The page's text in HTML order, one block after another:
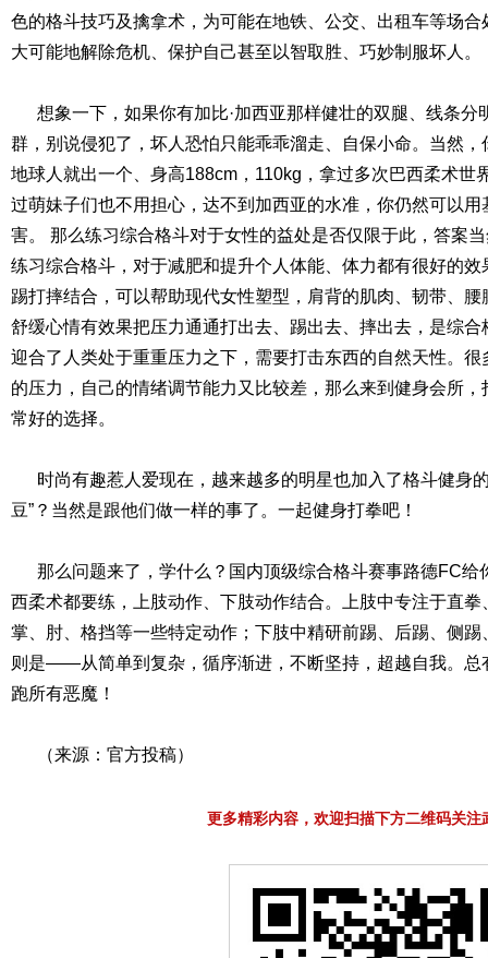
色的格斗技巧及擒拿术，为可能在地铁、公交、出租车等场
大可能地解除危机、保护自己甚至以智取胜、巧妙制服坏人。
想象一下，如果你有加比·加西亚那样健壮的双腿、线条分
群，别说侵犯了，坏人恐怕只能乖乖溜走、自保小命。当然
地球人就出一个、身高188cm，110kg，拿过多次巴西柔术世
过萌妹子们也不用担心，达不到加西亚的水准，你仍然可以
害。 那么练习综合格斗对于女性的益处是否仅限于此，答案
练习综合格斗，对于减肥和提升个人体能、体力都有很好的
踢打摔结合，可以帮助现代女性塑型，肩背的肌肉、韧带、
舒缓心情有效果把压力通通打出去、踢出去、摔出去，是综
迎合了人类处于重重压力之下，需要打击东西的自然天性。
的压力，自己的情绪调节能力又比较差，那么来到健身会所
常好的选择。
时尚有趣惹人爱现在，越来越多的明星也加入了格斗健身
豆”？当然是跟他们做一样的事了。一起健身打拳吧！
那么问题来了，学什么？国内顶级综合格斗赛事路德FC给
西柔术都要练，上肢动作、下肢动作结合。上肢中专注于直
掌、肘、格挡等一些特定动作；下肢中精研前踢、后踢、侧
则是——从简单到复杂，循序渐进，不断坚持，超越自我。总
跑所有恶魔！
（来源：官方投稿）
更多精彩内容，欢迎扫描下方二维码关注